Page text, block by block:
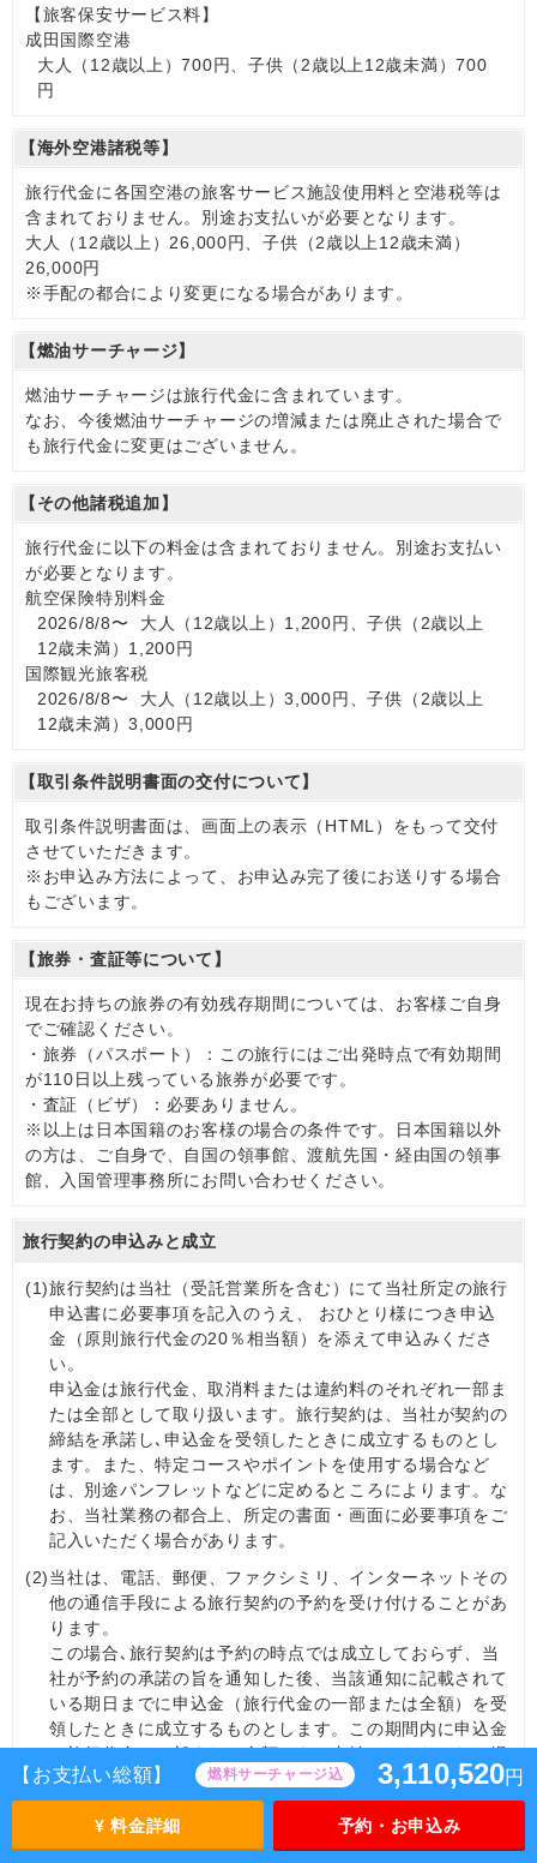
【お支払い総額】 燃料サーチャージ込 3,110,520円
¥ 料金詳細 予約・お申込み
【旅客保安サービス料】
成田国際空港
大人（12歳以上）700円、子供（2歳以上12歳未満）700
円
【海外空港諸税等】
旅行代金に各国空港の旅客サービス施設使用料と空港税等は
含まれておりません。別途お支払いが必要となります。
大人（12歳以上）26,000円、子供（2歳以上12歳未満）
26,000円
※手配の都合により変更になる場合があります。
【燃油サーチャージ】
燃油サーチャージは旅行代金に含まれています。
なお、今後燃油サーチャージの増減または廃止された場合で
も旅行代金に変更はございません。
【その他諸税追加】
旅行代金に以下の料金は含まれておりません。別途お支払い
が必要となります。
航空保険特別料金
2026/8/8〜 大人（12歳以上）1,200円、子供（2歳以上
12歳未満）1,200円
国際観光旅客税
2026/8/8〜 大人（12歳以上）3,000円、子供（2歳以上
12歳未満）3,000円
【取引条件説明書面の交付について】
取引条件説明書面は、画面上の表示（HTML）をもって交付
させていただきます。
※お申込み方法によって、お申込み完了後にお送りする場合
もございます。
【旅券・査証等について】
現在お持ちの旅券の有効残存期間については、お客様ご自身
でご確認ください。
・旅券（パスポート）：この旅行にはご出発時点で有効期間
が110日以上残っている旅券が必要です。
・査証（ビザ）：必要ありません。
※以上は日本国籍のお客様の場合の条件です。日本国籍以外
の方は、ご自身で、自国の領事館、渡航先国・経由国の領事
館、入国管理事務所にお問い合わせください。
旅行契約の申込みと成立
(1)旅行契約は当社（受託営業所を含む）にて当社所定の旅行
申込書に必要事項を記入のうえ、 おひとり様につき申込
金（原則旅行代金の20％相当額）を添えて申込みくださ
い。
申込金は旅行代金、取消料または違約料のそれぞれ一部ま
たは全部として取り扱います。旅行契約は、当社が契約の
締結を承諾し､申込金を受領したときに成立するものとし
ます。また、特定コースやポイントを使用する場合など
は、別途パンフレットなどに定めるところによります。な
お、当社業務の都合上、所定の書面・画面に必要事項をご
記入いただく場合があります。
(2)当社は、電話、郵便、ファクシミリ、インターネットその
他の通信手段による旅行契約の予約を受け付けることがあ
ります。
この場合､旅行契約は予約の時点では成立しておらず、当
社が予約の承諾の旨を通知した後、当該通知に記載されて
いる期日までに申込金（旅行代金の一部または全額）を受
領したときに成立するものとします。この期間内に申込金
（旅行代金の一部または全額）をお支払いいただけない場
合は、予約はなかったものとして取り扱うことがありま
す。
当社は、団体・グループを構成する旅行参加者の代表とし